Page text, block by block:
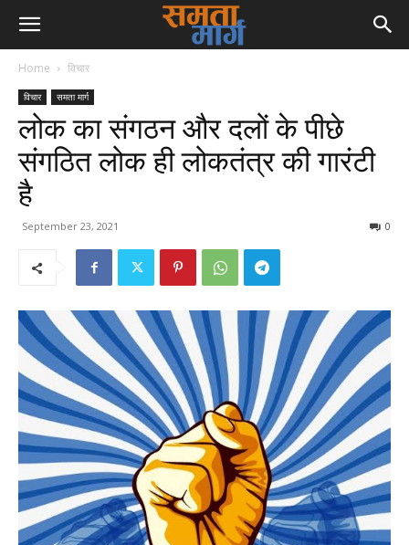
Home विचार
विचार समता मार्ग
लोक का संगठन और दलों के पीछे
संगठित लोक ही लोकतंत्र की गारंटी
है
September 23, 2021 0